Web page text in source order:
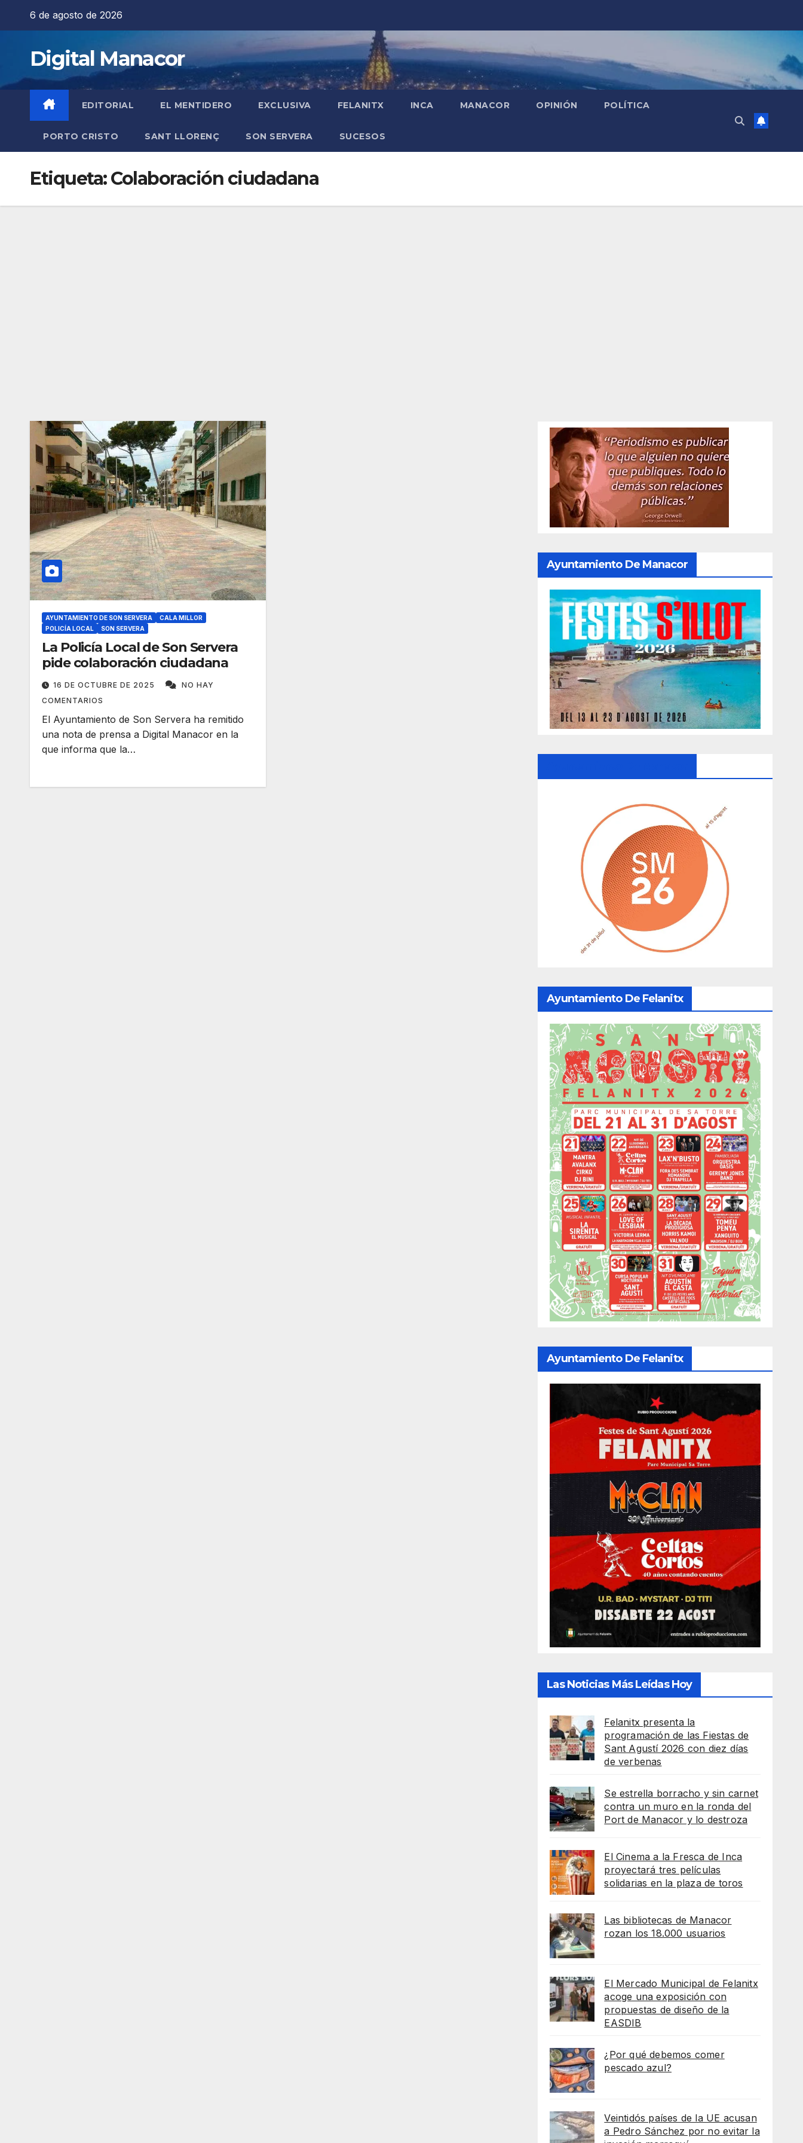
6 de agosto de 2026
Digital Manacor
EDITORIAL EL MENTIDERO EXCLUSIVA FELANITX INCA MANACOR OPINIÓN POLÍTICA
PORTO CRISTO SANT LLORENÇ SON SERVERA SUCESOS
Etiqueta:Colaboración ciudadana
AYUNTAMIENTO DE SON SERVERA
CALA MILLOR
POLICÍA LOCAL
SON SERVERA
La Policía Local de Son Servera
pide colaboración ciudadana
16 DE OCTUBRE DE 2025
NO HAY
COMENTARIOS
El Ayuntamiento de Son Servera ha remitido
una nota de prensa a Digital Manacor en la
que informa que la…
Ayuntamiento De Manacor
Ayuntamiento De Felanitx
Ayuntamiento De Felanitx
Las Noticias Más Leídas Hoy
Felanitx presenta la
programación de las Fiestas de
Sant Agustí 2026 con diez días
de verbenas
Se estrella borracho y sin carnet
contra un muro en la ronda del
Port de Manacor y lo destroza
El Cinema a la Fresca de Inca
proyectará tres películas
solidarias en la plaza de toros
Las bibliotecas de Manacor
rozan los 18.000 usuarios
El Mercado Municipal de Felanitx
acoge una exposición con
propuestas de diseño de la
EASDIB
¿Por qué debemos comer
pescado azul?
Veintidós países de la UE acusan
a Pedro Sánchez por no evitar la